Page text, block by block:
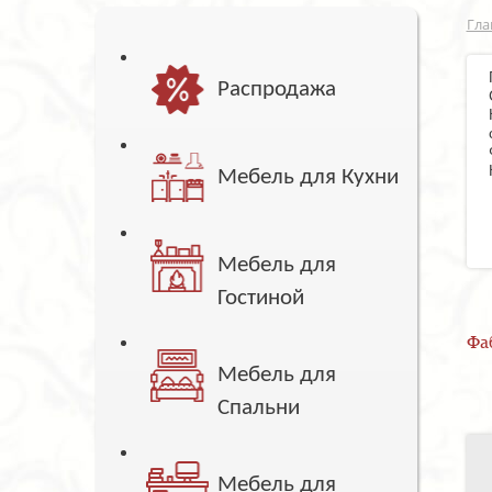
Распродажа
Мебель для Кухни
Мебель для
Гостиной
Мебель для
Спальни
Мебель для